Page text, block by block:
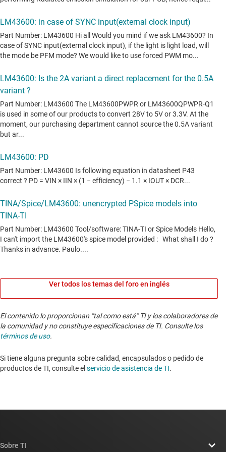
Ver todos los temas del foro en inglés
El contenido lo proporcionan “tal como está” TI y los colaboradores de
la comunidad y no constituye especificaciones de TI. Consulte los
términos de uso.
Si tiene alguna pregunta sobre calidad, encapsulados o pedido de
productos de TI, consulte elservicio de asistencia de TI. ​​​​​​​​​​​​​​
Sobre TI